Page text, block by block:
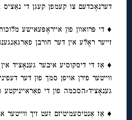
דערנאָכדעם צו קעמפן קעגן די נאַציס
♦ די פּרואוון פון אייראָפּעאישע
זייער ראָלע אין דער חורבן
♦ אַז די דיסקוסיע איבער גענאָציד
ווייטער פירן אויפן סמך פון דער
גענאָציד⸗הסכמה פון די פאַראייניקטע
♦ אַז אַנטיסעמיטיזם זעט זיך ווייטער